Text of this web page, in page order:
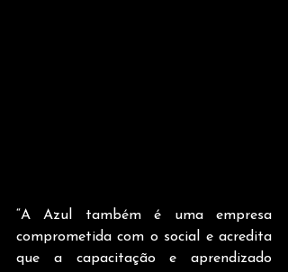
“A Azul também é uma empresa
comprometida com o social e acredita
que a capacitação e aprendizado